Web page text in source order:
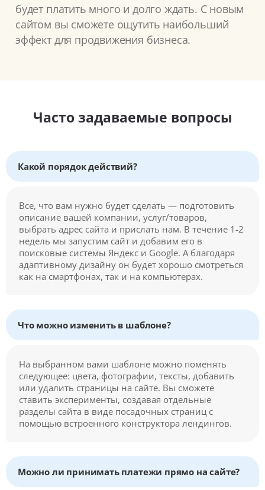
будет платить много и долго ждать. С новым
сайтом вы сможете ощутить наибольший
эффект для продвижения бизнеса.
Часто задаваемые вопросы
Какой порядок действий?
Все, что вам нужно будет сделать — подготовить
описание вашей компании, услуг/товаров,
выбрать адрес сайта и прислать нам. В течение 1-2
недель мы запустим сайт и добавим его в
поисковые системы Яндекс и Google. А благодаря
адаптивному дизайну он будет хорошо смотреться
как на смартфонах, так и на компьютерах.
Что можно изменить в шаблоне?
На выбранном вами шаблоне можно поменять
следующее: цвета, фотографии, тексты, добавить
или удалить страницы на сайте. Вы сможете
ставить эксперименты, создавая отдельные
разделы сайта в виде посадочных страниц с
помощью встроенного конструктора лендингов.
Можно ли принимать платежи прямо на сайте?